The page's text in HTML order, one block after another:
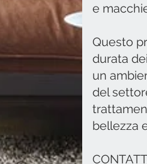
e
Questo
durata
un
del
bellezza